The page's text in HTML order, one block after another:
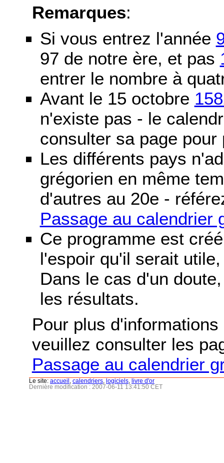
Remarques:
Si vous entrez l'année
97 de notre ère, et pas
entrer le nombre à
Avant le 15 octobre
n'existe pas - le
consulter sa page pour
Les différents pays
grégorien en même
d'autres au 20e -
Passage au calendrier
Ce programme est
l'espoir qu'il serait
Dans le cas d'un
les résultats.
Pour plus
veuillez consulter les
Passage au calendrier
Le site: accueil calendriers logiciels
livre d'or
Dernière modification : 2007-06-11 13:41:50 CET